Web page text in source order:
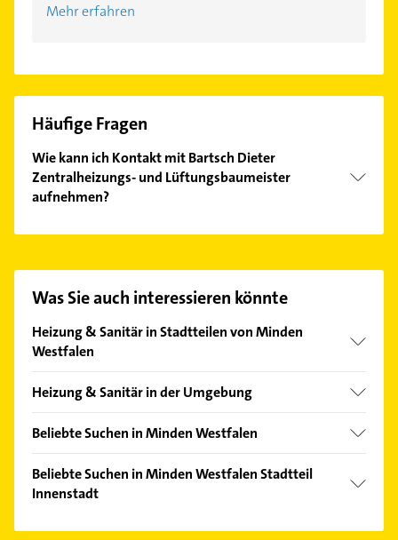
Mehr erfahren
Häufige Fragen
Wie kann ich Kontakt mit Bartsch Dieter
Zentralheizungs- und Lüftungsbaumeister
aufnehmen?
unserem Kontaktdaten-Bereich auswählen. Hier
finden Sie alle
Kontaktdaten
Was Sie auch interessieren könnte
Heizung & Sanitär in Stadtteilen von Minden
Westfalen
Aminghausen
Dützen
Häverstädt
Hahlen
Heizung & Sanitär in der Umgebung
Porta Westfalica
Petershagen Weser
Bad Oeynhausen
Beliebte Suchen in Minden Westfalen
Rohrreinigung
Gartenbau & Landschaftsbau
Beliebte Suchen in Minden Westfalen Stadtteil
Innenstadt